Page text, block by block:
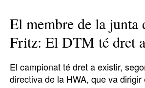
El membre de la junta
Fritz: El DTM té dret
El campionat té dret a existir,
directiva de la HWA, que va